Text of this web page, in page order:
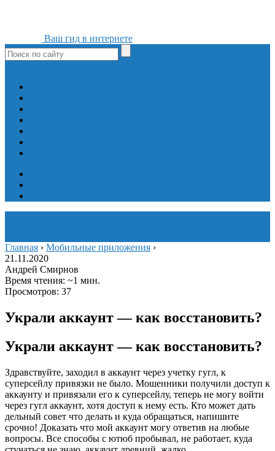
Ваш гид в интернете
Главная › Мобильные приложения ›
21.11.2020
Андрей Смирнов
Время чтения: ~1 мин.
Просмотров: 37
Украли аккаунт — как восстановить?
Украли аккаунт — как восстановить?
Здравствуйте, заходил в аккаунт через учетку гугл, к
суперсейлу привязки не было. Мошенники получили доступ к
аккаунту и привязали его к суперсейлу, теперь не могу войти
через гугл аккаунт, хотя доступ к нему есть. Кто может дать
дельный совет что делать и куда обращаться, напишите
срочно! Доказать что мой аккаунт могу ответив на любые
вопросы. Все способы с ютюб пробывал, не работает, куда